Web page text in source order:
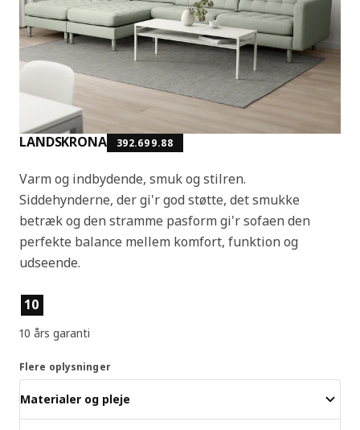
LANDSKRONA 392.699.88
Varm og indbydende, smuk og stilren.
Siddehynderne, der gi'r god støtte, det smukke
betræk og den stramme pasform gi'r sofaen den
perfekte balance mellem komfort, funktion og
udseende.
Produktfunktioner
10
10 års garanti
Flere oplysninger
Materialer og pleje